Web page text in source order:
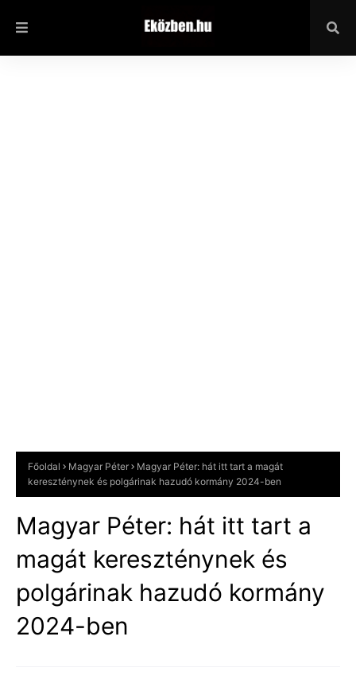
Főoldal Magyar Péter
Magyar Péter: hát itt tart a magát
kereszténynek és polgárinak hazudó kormány 2024-ben
Magyar Péter: hát itt tart a
magát kereszténynek és
polgárinak hazudó kormány
2024-ben